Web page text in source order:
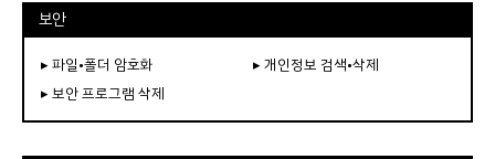
보안
▸ 파일•폴더 암호화
▸ 개인정보 검색•삭제
▸ 보안 프로그램 삭제